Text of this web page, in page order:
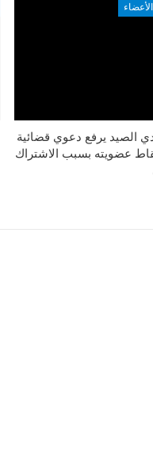
الصيد يرفع دعوي قضائية
عضويته بسبب الاشتراك